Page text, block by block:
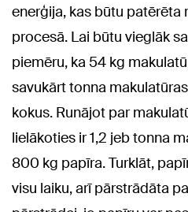
enerģija, kas būtu patērēta
procesā. Lai būtu vieglāk
piemēru, ka 54 kg
savukārt tonna
kokus. Runājot par
lielākoties ir 1,2 jeb tonna
800 kg papīra. Turklāt,
visu laiku, arī pārstrādāta